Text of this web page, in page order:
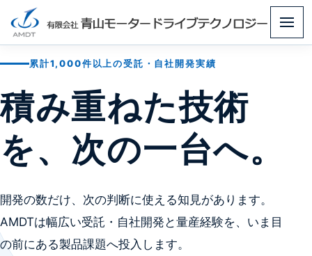
メ
累計1,000件以上の受託・自社開発実績
積み重ねた技術
を、次の一台へ。
開発の数だけ、次の判断に使える知見があります。
AMDTは幅広い受託・自社開発と量産経験を、いま目
の前にある製品課題へ投入します。